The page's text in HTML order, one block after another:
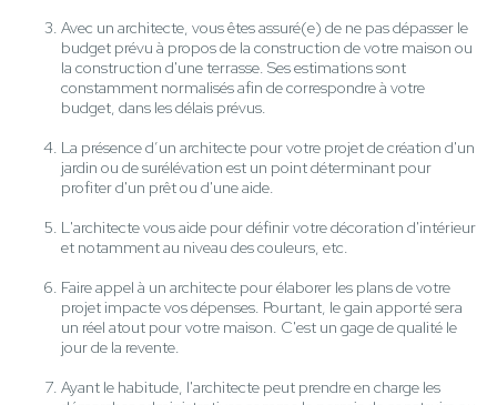
Avec un architecte, vous êtes assuré(e) de ne pas dépasser le
budget prévu à propos de la construction de votre maison ou
la construction d'une terrasse. Ses estimations sont
constamment normalisés afin de correspondre à votre
budget, dans les délais prévus.
La présence d’un architecte pour votre projet de création d'un
jardin ou de surélévation est un point déterminant pour
profiter d'un prêt ou d'une aide.
L'architecte vous aide pour définir votre décoration d'intérieur
et notamment au niveau des couleurs, etc.
Faire appel à un architecte pour élaborer les plans de votre
projet impacte vos dépenses. Pourtant, le gain apporté sera
un réel atout pour votre maison. C'est un gage de qualité le
jour de la revente.
Ayant le habitude, l'architecte peut prendre en charge les